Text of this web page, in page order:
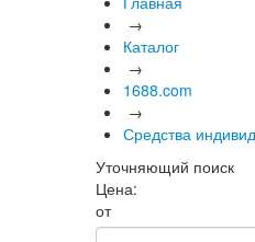
→
Каталог
→
1688.com
→
Средства
Уточняющий поиск
Цена:
от